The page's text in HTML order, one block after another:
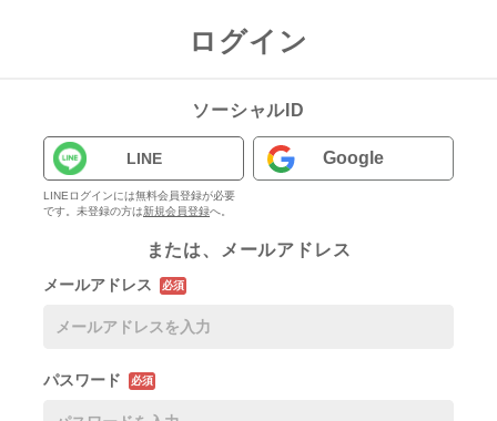
ログイン
ソーシャルID
LINE
LINEログインには無料会員登録が必要
です。未登録の方は新規会員登録へ。
Google
または、メールアドレス
メールアドレス 必須
パスワード 必須